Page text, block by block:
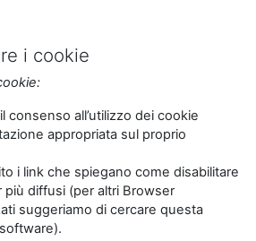
i cookie
consenso all’utilizzo dei cookie
appropriata sul proprio
i link che spiegano come disabilitare
più diffusi (per altri Browser
suggeriamo di cercare questa